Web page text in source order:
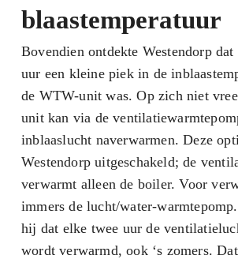
blaastemperatuur
Bovendien ontdekte Westendorp
uur een kleine piek in de
de WTW-unit was. Op zich niet
unit kan via de
inblaaslucht naverwarmen. Deze
Westendorp uitgeschakeld; de
verwarmt alleen de boiler. Voor
immers de lucht/water-
hij dat elke twee uur de
wordt verwarmd, ook ‘s zomers.